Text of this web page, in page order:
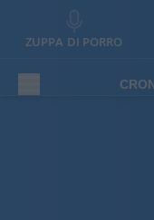
ZUPPA DI PORRO